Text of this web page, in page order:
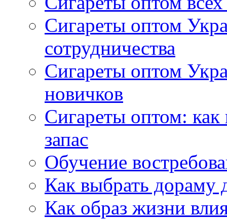
Сигареты оптом
сотрудничества
Сигареты оптом
новичков
Сигареты оптом:
запас
Обучение
Как выбрать дораму
Как образ жизни